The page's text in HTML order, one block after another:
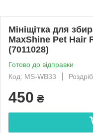
Мініщітка для
MaxShine Pet Hair
(7011028)
Готово до відправки
Код: MS-WB33
Роздріб
450 ₴